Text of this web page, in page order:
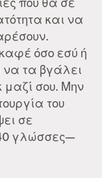
και να
όσο εσύ ή
να τα βγάλει
μαζί σου. Μην
του
σε
γλώσσες—